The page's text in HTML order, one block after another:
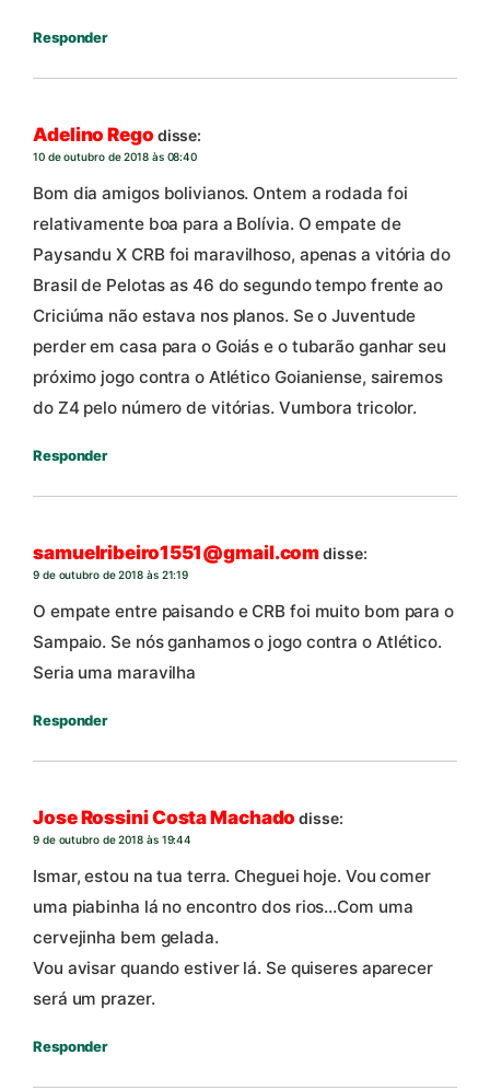
Responder
Adelino Rego disse:
10 de outubro de 2018 às 08:40
Bom dia amigos bolivianos. Ontem a rodada foi
relativamente boa para a Bolívia. O empate de
Paysandu X CRB foi maravilhoso, apenas a vitória do
Brasil de Pelotas as 46 do segundo tempo frente ao
Criciúma não estava nos planos. Se o Juventude
perder em casa para o Goiás e o tubarão ganhar seu
próximo jogo contra o Atlético Goianiense, sairemos
do Z4 pelo número de vitórias. Vumbora tricolor.
Responder
samuelribeiro1551@gmail.comdisse:
9 de outubro de 2018 às 21:19
O empate entre paisando e CRB foi muito bom para o
Sampaio. Se nós ganhamos o jogo contra o Atlético.
Seria uma maravilha
Responder
Jose Rossini Costa Machado disse:
9 de outubro de 2018 às 19:44
Ismar, estou na tua terra. Cheguei hoje. Vou comer
uma piabinha lá no encontro dos rios…Com uma
cervejinha bem gelada.
Vou avisar quando estiver lá. Se quiseres aparecer
será um prazer.
Responder